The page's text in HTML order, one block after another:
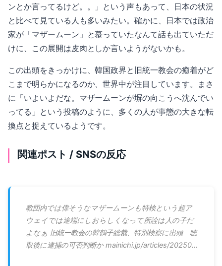
ンとか言ってるけど。。」という声もあって、日本の状況
と比べて見ている人も多いみたい。確かに、日本では政治
家が「マザームーン」と慕っていたなんて話も出ていただ
けに、この展開は皮肉としか言いようがないかも。
この出頭をきっかけに、韓国政界と旧統一教会の癒着がど
こまで明らかになるのか、世界中が注目しています。まさ
に「いよいよだな。マザームーンが塀の向こうへ沈んでい
ってる」という投稿のように、多くの人が事態の大きな転
換点と捉えているようです。
関連ポスト / SNSの反応
教団内では偉そうなマザームーンも特検という超ア
ウェイでは途端にしおらしくなって所詮は人の子だ
よなぁ 旧統一教会の韓鶴子総裁、特別検察に出頭 聴
取後に逮捕の可否判断か mainichi.jp/articles/20250…